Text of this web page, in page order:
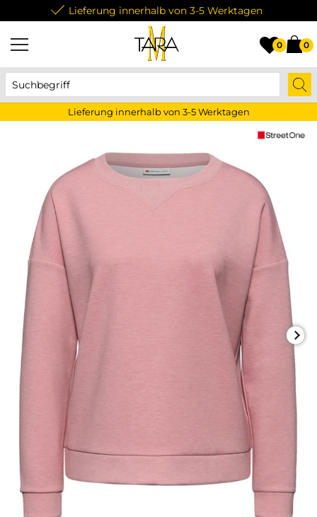
Lieferung innerhalb von 3-5 Werktagen
0 0
Lieferung innerhalb von 3-5 Werktagen